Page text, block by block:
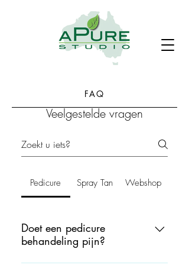
FAQ
Veelgestelde vragen
Pedicure Spray Tan Webshop
Doet een pedicure
behandeling pijn?